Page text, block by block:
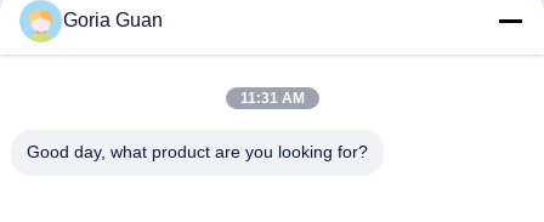
Goria Guan
11:31 AM
Good day, what product are you looking for?